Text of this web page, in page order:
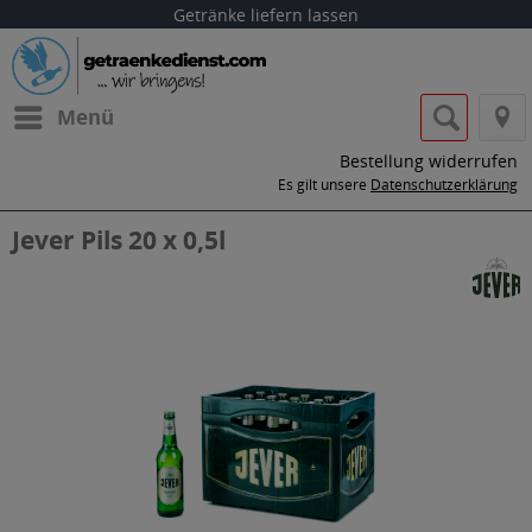
Getränke liefern lassen
Menü
Bestellung widerrufen
Es gilt unsere Datenschutzerklärung
Jever Pils 20 x 0,5l